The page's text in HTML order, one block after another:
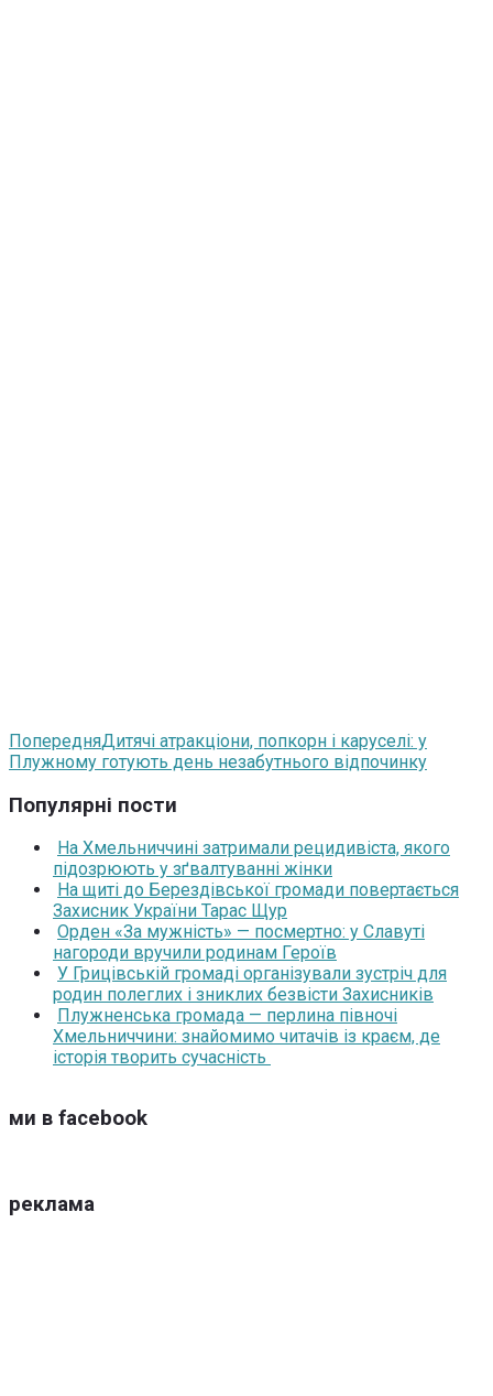
ПопередняДитячі атракціони, попкорн і каруселі: у
Плужному готують день незабутнього відпочинку
Популярні пости
На Хмельниччині затримали рецидивіста, якого
підозрюють у зґвалтуванні жінки
На щиті до Берездівської громади повертається
Захисник України Тарас Щур
Орден «За мужність» — посмертно: у Славуті
нагороди вручили родинам Героїв
У Грицівській громаді організували зустріч для
родин полеглих і зниклих безвісти Захисників
Плужненська громада — перлина півночі
Хмельниччини: знайомимо читачів із краєм, де
історія творить сучасність
ми в facebook
реклама